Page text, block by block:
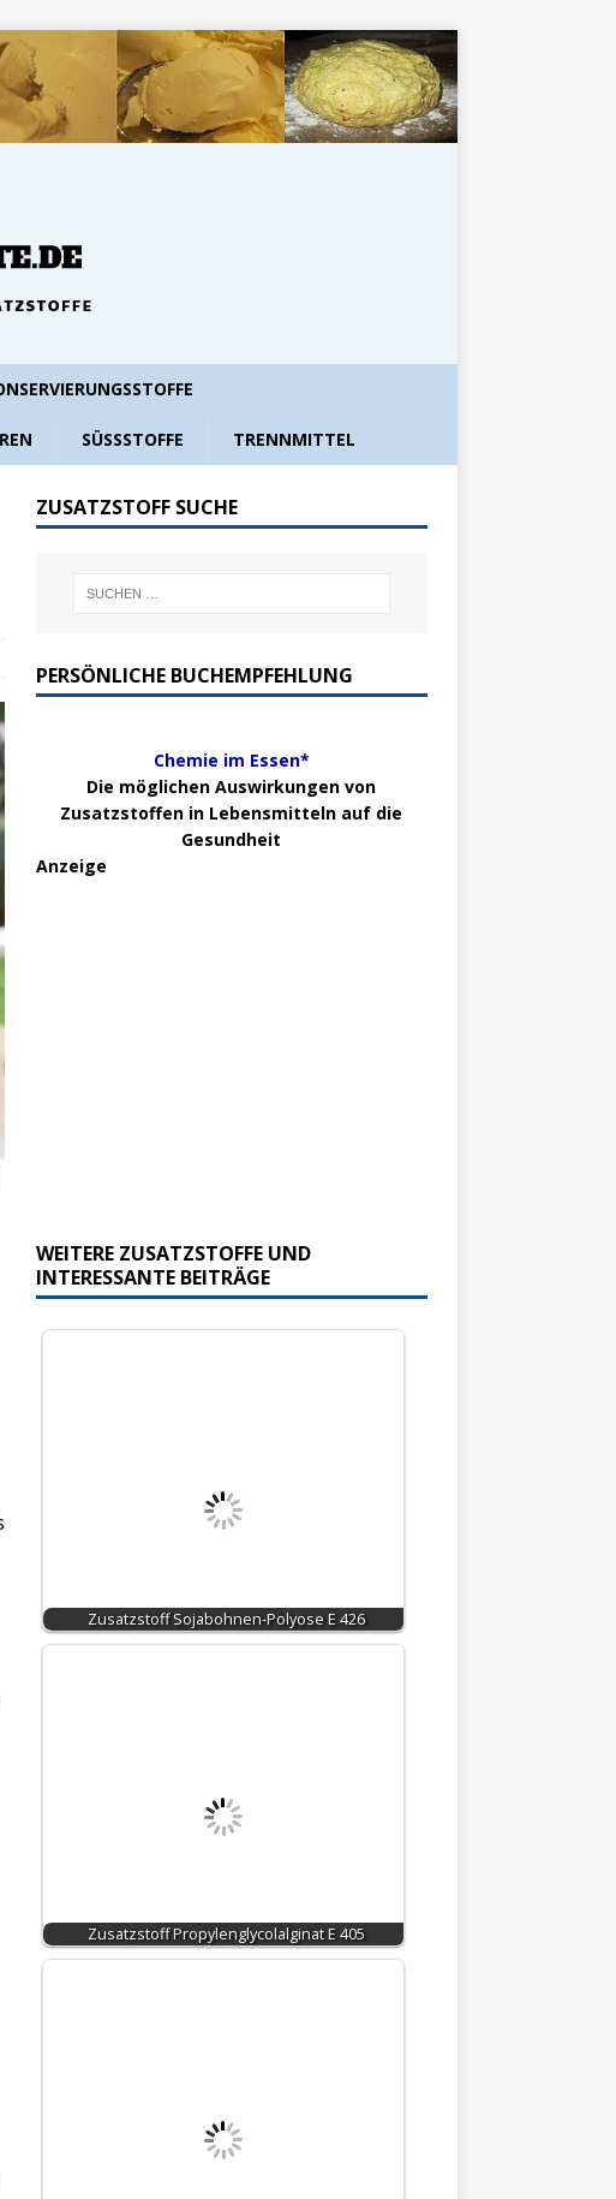
SÜSSSTOFFE TRENNMITTEL
ZUSATZSTOFF SUCHE
PERSÖNLICHE BUCHEMPFEHLUNG
Chemie im Essen*
Die möglichen Auswirkungen von
Zusatzstoffen in Lebensmitteln auf die
Gesundheit
Anzeige
WEITERE ZUSATZSTOFFE UND
INTERESSANTE BEITRÄGE
Zusatzstoff Sojabohnen-Polyose E 426
Zusatzstoff Propylenglycolalginat E 405